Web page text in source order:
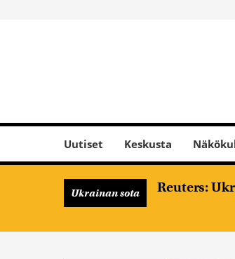
Uutiset Keskusta
Ukrainan sota Reuters: